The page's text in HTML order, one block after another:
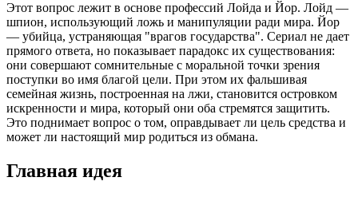
Этот вопрос лежит в основе профессий Лойда и Йор. Лойд —
шпион, использующий ложь и манипуляции ради мира. Йор
— убийца, устраняющая "врагов государства". Сериал не дает
прямого ответа, но показывает парадокс их существования:
они совершают сомнительные с моральной точки зрения
поступки во имя благой цели. При этом их фальшивая
семейная жизнь, построенная на лжи, становится островком
искренности и мира, который они оба стремятся защитить.
Это поднимает вопрос о том, оправдывает ли цель средства и
может ли настоящий мир родиться из обмана.
Главная идея